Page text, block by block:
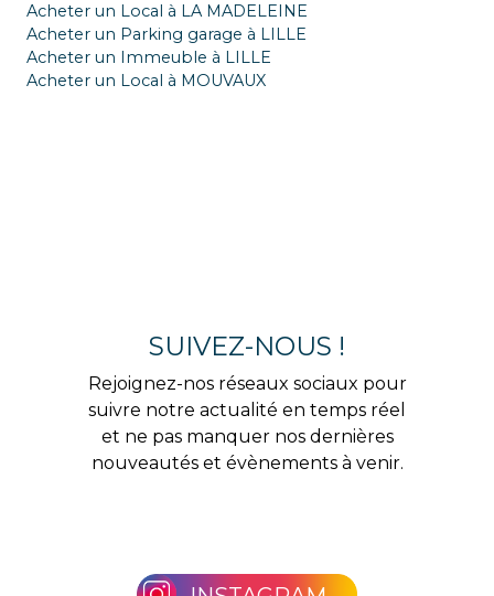
Acheter un Local à LA MADELEINE
Acheter un Parking garage à LILLE
Acheter un Immeuble à LILLE
Acheter un Local à MOUVAUX
SUIVEZ-NOUS !
Rejoignez-nos réseaux sociaux pour
suivre notre actualité en temps réel
et ne pas manquer nos dernières
nouveautés et évènements à venir.